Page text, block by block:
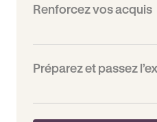
Renforcez vos acquis
Préparez et passez